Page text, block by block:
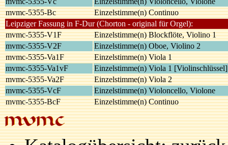
mvmc-5355-Bc
Einzelstimme(n) Continuo
Leipziger Fassung in F-Dur (Chorton - original für Orgel):
mvmc-5355-V1F
Einzelstimme(n) Blockflöte, Violino 1
mvmc-5355-V2F
Einzelstimme(n) Oboe, Violino 2
mvmc-5355-Va1F
Einzelstimme(n) Viola 1
mvmc-5355-Va1vF
Einzelstimme(n) Viola 1 [Violinschlüssel]
mvmc-5355-Va2F
Einzelstimme(n) Viola 2
mvmc-5355-VcF
Einzelstimme(n) Violoncello, Violone
mvmc-5355-BcF
Einzelstimme(n) Continuo